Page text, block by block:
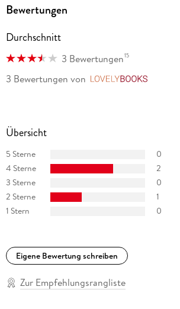
heute, nach über 70-jähriger Laufzeit, im
eine der höchsten Auszeichnungen
verliehen der Titel »Dame Commander of
Bewertungen
Durchschnitt
3 Bewertungen15
3 Bewertungen von
Übersicht
5 Sterne
0
4 Sterne
2
3 Sterne
0
2 Sterne
1
1 Stern
0
Eigene Bewertung schreiben
Zur Empfehlungsrangliste